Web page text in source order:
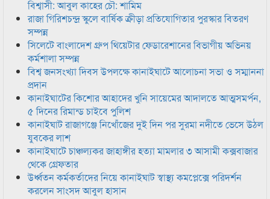
বিশ্বাসী: আবুল কাহের চৌ: শামিম
রাজা গিরিশচন্দ্র স্কুলে বার্ষিক ক্রীড়া প্রতিযোগিতার পুরস্কার বিতরণ
সম্পন্ন
সিলেটে বাংলাদেশ গ্রুপ থিয়েটার ফেডারেশানের বিভাগীয় অভিনয়
কর্মশালা সম্পন্ন
বিশ্ব জনসংখ্যা দিবস উপলক্ষে কানাইঘাটে আলোচনা সভা ও সম্মাননা
প্রদান
কানাইঘাটের কিশোর আহাদের খুনি সায়েমের আদালতে আত্মসমর্পন,
৫ দিনের রিমান্ড চাইবে পুলিশ
কানাইঘাট রাজাগঞ্জে নিখোঁজের দুই দিন পর সুরমা নদীতে ভেসে উঠল
যুবকের লাশ
কানাইঘাটে চাঞ্চল্যকর জাহাঙ্গীর হত্যা মামলার ৩ আসামী কক্সবাজার
থেকে গ্রেফতার
উর্ধ্বতন কর্মকর্তাদের নিয়ে কানাইঘাট স্বাস্থ্য কমপ্লেক্সে পরিদর্শন
করলেন সাংসদ আবুল হাসান